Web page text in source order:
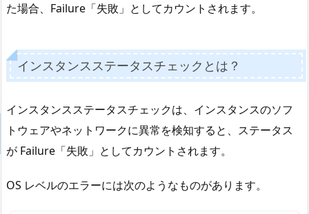
た場合、Failure「失敗」としてカウントされます。
インスタンスステータスチェックとは？
インスタンスステータスチェックは、インスタンスのソフ
トウェアやネットワークに異常を検知すると、ステータス
が Failure「失敗」としてカウントされます。
OS レベルのエラーには次のようなものがあります。